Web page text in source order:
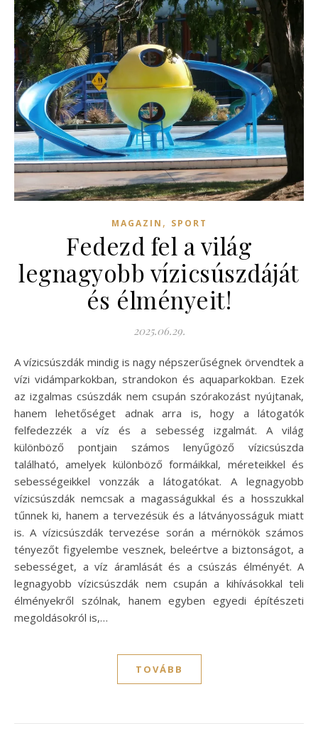
MAGAZIN , SPORT
Fedezd fel a világ
legnagyobb vízicsúszdáját
és élményeit!
2025.06.29.
A vízicsúszdák mindig is nagy népszerűségnek örvendtek a
vízi vidámparkokban, strandokon és aquaparkokban. Ezek
az izgalmas csúszdák nem csupán szórakozást nyújtanak,
hanem lehetőséget adnak arra is, hogy a látogatók
felfedezzék a víz és a sebesség izgalmát. A világ
különböző pontjain számos lenyűgöző vízicsúszda
található, amelyek különböző formáikkal, méreteikkel és
sebességeikkel vonzzák a látogatókat. A legnagyobb
vízicsúszdák nemcsak a magasságukkal és a hosszukkal
tűnnek ki, hanem a tervezésük és a látványosságuk miatt
is. A vízicsúszdák tervezése során a mérnökök számos
tényezőt figyelembe vesznek, beleértve a biztonságot, a
sebességet, a víz áramlását és a csúszás élményét. A
legnagyobb vízicsúszdák nem csupán a kihívásokkal teli
élményekről szólnak, hanem egyben egyedi építészeti
megoldásokról is,…
TOVÁBB